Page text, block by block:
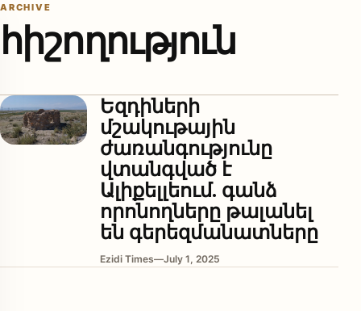
ARCHIVE
հիշողություն
Եզդիների
մշակութային
ժառանգությունը
վտանգված է
Ալիքելլեում. գանձ
որոնողները թալանել
են գերեզմանատները
Ezidi Times—July 1, 2025